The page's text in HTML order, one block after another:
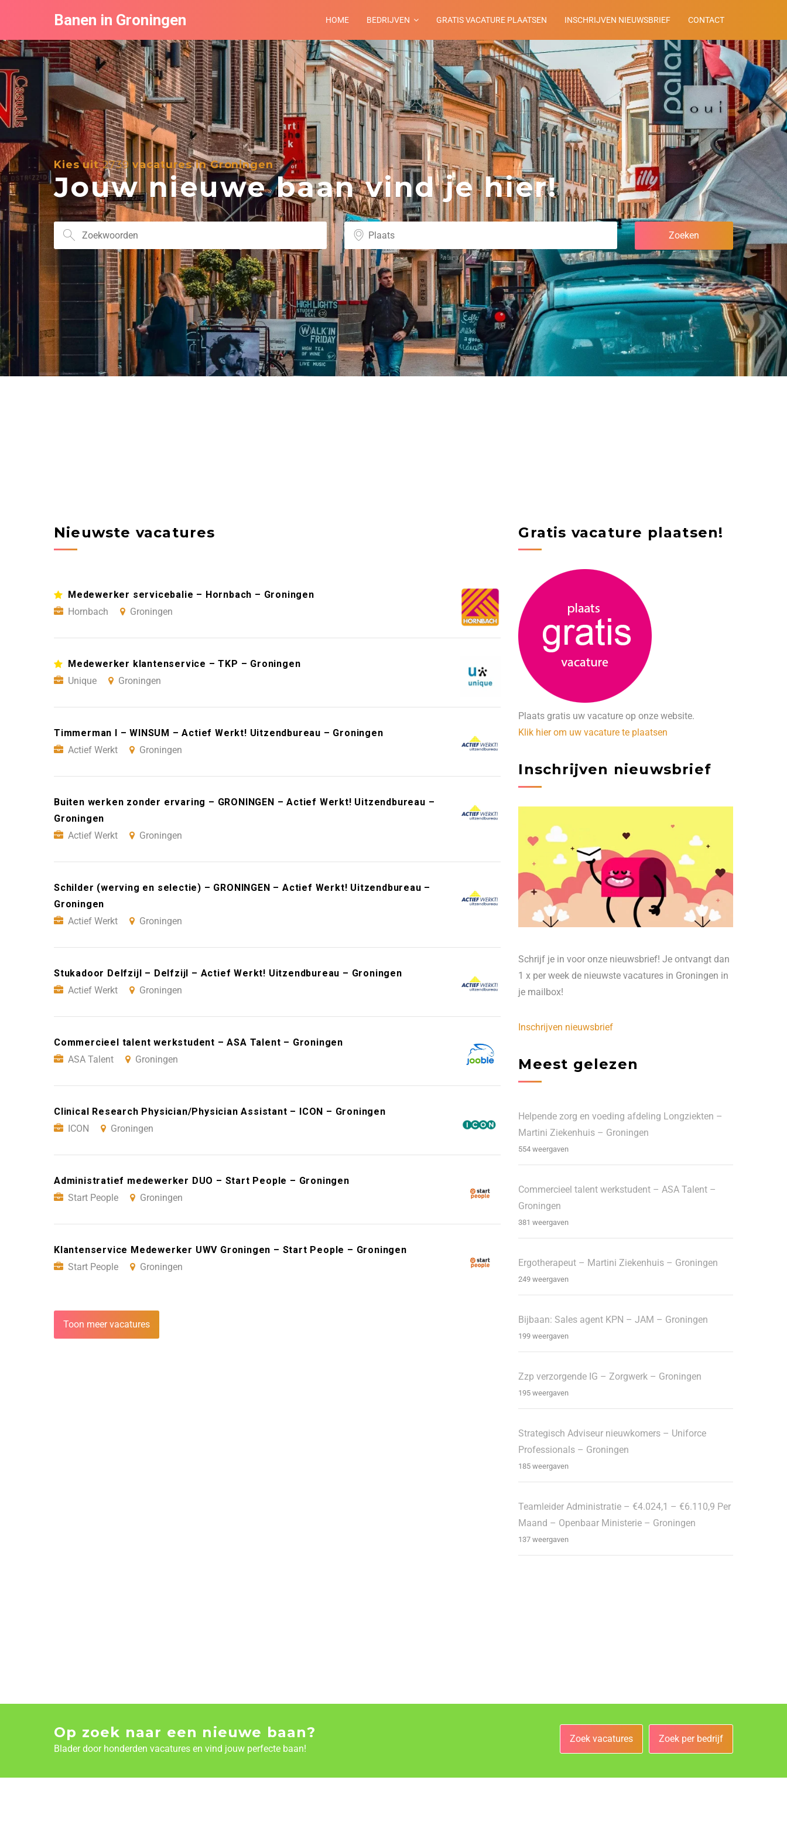
Banen in Groningen HOME BEDRIJVEN GRATIS VACATURE PLAATSEN INSCHRIJVEN NIEUWSBRIEF CONTACT
Kies uit2739 vacatures in Groningen
Jouw nieuwe baan vind je hier!
Nieuwste vacatures
Medewerker servicebalie – Hornbach – Groningen
Hornbach
Groningen
Medewerker klantenservice – TKP – Groningen
Unique
Groningen
Timmerman I – WINSUM – Actief Werkt! Uitzendbureau – Groningen
Actief Werkt
Groningen
Buiten werken zonder ervaring – GRONINGEN – Actief Werkt! Uitzendbureau –
Groningen
Actief Werkt
Groningen
Schilder (werving en selectie) – GRONINGEN – Actief Werkt! Uitzendbureau –
Groningen
Actief Werkt
Groningen
Stukadoor Delfzijl – Delfzijl – Actief Werkt! Uitzendbureau – Groningen
Actief Werkt
Groningen
Commercieel talent werkstudent – ASA Talent – Groningen
ASA Talent
Groningen
Clinical Research Physician/Physician Assistant – ICON – Groningen
ICON
Groningen
Administratief medewerker DUO – Start People – Groningen
Start People
Groningen
Klantenservice Medewerker UWV Groningen – Start People – Groningen
Start People
Groningen
Toon meer vacatures
Gratis vacature plaatsen!
Plaats gratis uw vacature op onze website.
Klik hier om uw vacature te plaatsen
Inschrijven nieuwsbrief
Schrijf je in voor onze nieuwsbrief! Je ontvangt dan
1 x per week de nieuwste vacatures in Groningen in
je mailbox!
Inschrijven nieuwsbrief
Meest gelezen
Helpende zorg en voeding afdeling Longziekten –
Martini Ziekenhuis – Groningen
554 weergaven
Commercieel talent werkstudent – ASA Talent –
Groningen
381 weergaven
Ergotherapeut – Martini Ziekenhuis – Groningen
249 weergaven
Bijbaan: Sales agent KPN – JAM – Groningen
199 weergaven
Zzp verzorgende IG – Zorgwerk – Groningen
195 weergaven
Strategisch Adviseur nieuwkomers – Uniforce
Professionals – Groningen
185 weergaven
Teamleider Administratie – €4.024,1 – €6.110,9 Per
Maand – Openbaar Ministerie – Groningen
137 weergaven
Op zoek naar een nieuwe baan?
Blader door honderden vacatures en vind jouw perfecte baan!
Zoek vacatures Zoek per bedrijf